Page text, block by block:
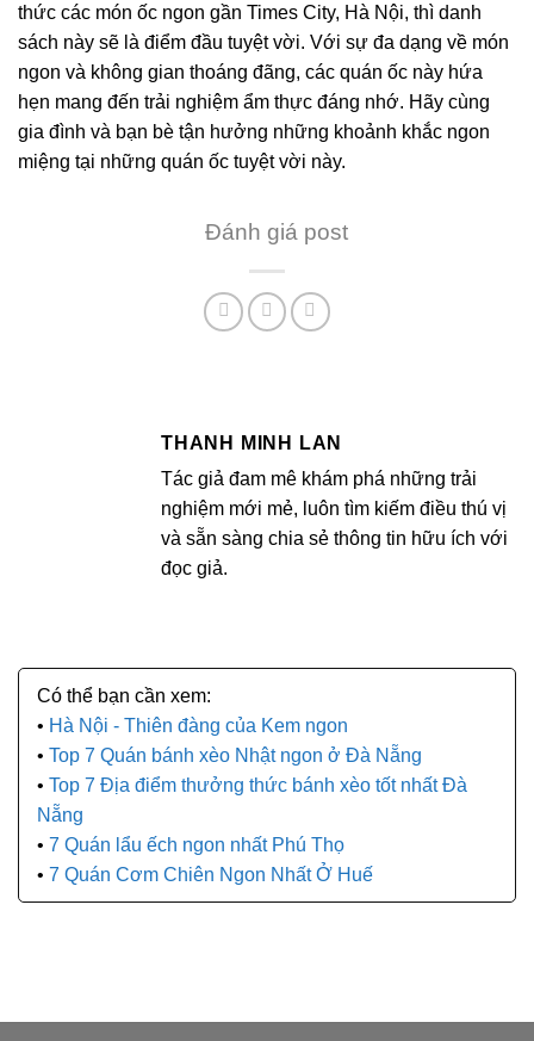
thức các món ốc ngon gần Times City, Hà Nội, thì danh
sách này sẽ là điểm đầu tuyệt vời. Với sự đa dạng về món
ngon và không gian thoáng đãng, các quán ốc này hứa
hẹn mang đến trải nghiệm ẩm thực đáng nhớ. Hãy cùng
gia đình và bạn bè tận hưởng những khoảnh khắc ngon
miệng tại những quán ốc tuyệt vời này.
Đánh giá post
THANH MINH LAN
Tác giả đam mê khám phá những trải
nghiệm mới mẻ, luôn tìm kiếm điều thú vị
và sẵn sàng chia sẻ thông tin hữu ích với
đọc giả.
Hà Nội - Thiên đàng của Kem ngon
Top 7 Quán bánh xèo Nhật ngon ở Đà Nẵng
Top 7 Địa điểm thưởng thức bánh xèo tốt nhất Đà
Nẵng
7 Quán lẩu ếch ngon nhất Phú Thọ
7 Quán Cơm Chiên Ngon Nhất Ở Huế